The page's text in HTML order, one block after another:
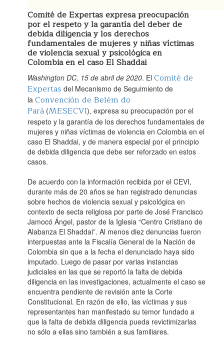
Comité de Expertas expresa preocupación
por el respeto y la garantía del deber de
debida diligencia y los derechos
fundamentales de mujeres y niñas víctimas
de violencia sexual y psicológica en
Colombia en el caso El Shaddai
Washington DC, 15 de abril de 2020. El Comité de
Expertas del Mecanismo de Seguimiento de
la Convención de Belém do
Pará (MESECVI), expresa su preocupación por el
respeto y la garantía de los derechos fundamentales de
mujeres y niñas víctimas de violencia en Colombia en el
caso El Shaddai, y de manera especial por el principio
de debida diligencia que debe ser reforzado en estos
casos.
De acuerdo con la información recibida por el CEVI,
durante más de 20 años se han registrado denuncias
sobre hechos de violencia sexual y psicológica en
contexto de secta religiosa por parte de José Francisco
Jamocó Ángel, pastor de la Iglesia “Centro Cristiano de
Alabanza El Shaddai”. Al menos diez denuncias fueron
interpuestas ante la Fiscalía General de la Nación de
Colombia sin que a la fecha el denunciado haya sido
imputado. Luego de pasar por varias instancias
judiciales en las que se reportó la falta de debida
diligencia en las investigaciones, actualmente el caso se
encuentra pendiente de revisión ante la Corte
Constitucional. En razón de ello, las víctimas y sus
representantes han manifestado su temor fundado a
que la falta de debida diligencia pueda revictimizarlas
no sólo a ellas sino también a sus familiares.